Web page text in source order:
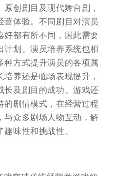
创剧目及现代舞台剧，
营体验。不同剧目对演员
好都有所不同，因此需要
划。演员培养系统也相
种方式提升演员的各项属
养还是临场表现提升，
长及剧目的成功。游戏还
的剧情模式，在经营过程
与众多剧场人物互动，解
味性和挑战性。